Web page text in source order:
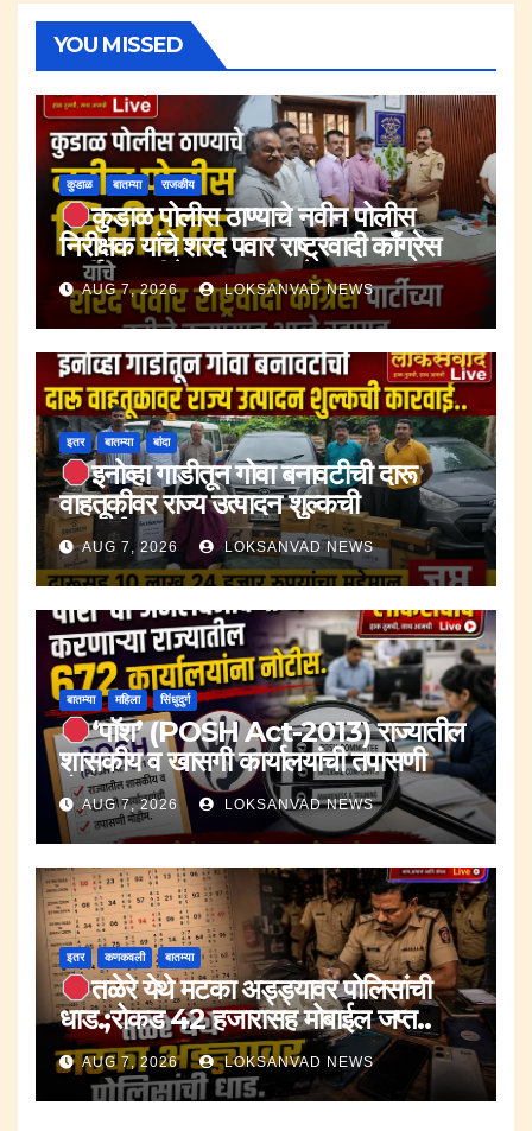
YOU MISSED
कुडाळ बातम्या राजकीय
कुडाळ पोलीस ठाण्याचे नवीन पोलीस
निरीक्षक यांचे शरद पवार राष्ट्रवादी काँग्रेस
पार्टीच्या वतीने करण्यात आले स्वागत.
AUG 7, 2026 LOKSANVAD NEWS
इतर बातम्या बांदा
इनोव्हा गाडीतून गोवा बनावटीची दारू
वाहतूकीवर राज्य उत्पादन शुल्कची
कारवाई.;दारूसह १० लाख २४ हजार रुपयांचा
मुद्देमाल जप्त.
AUG 7, 2026 LOKSANVAD NEWS
बातम्या महिला सिंधुदुर्ग
‘पॉश’ (POSH Act-2013) राज्यातील
शासकीय व खासगी कार्यालयांची तपासणी
मोहीम..
AUG 7, 2026 LOKSANVAD NEWS
इतर कणकवली बातम्या
तळेरे येथे मटका अड्ड्यावर पोलिसांची
धाड.;रोकड 42 हजारासह मोबाईल जप्त..
AUG 7, 2026 LOKSANVAD NEWS